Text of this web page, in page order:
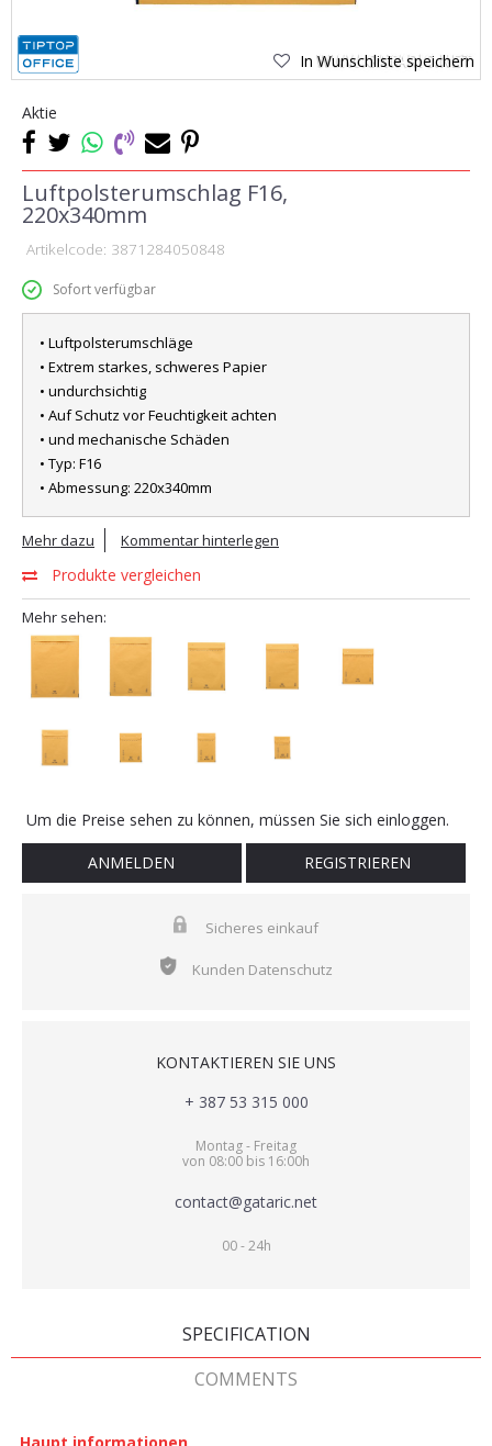
In Wunschliste speichern
Aktie
Luftpolsterumschlag F16,
220x340mm
Artikelcode: 3871284050848
Sofort verfügbar
• Luftpolsterumschläge
• Extrem starkes, schweres Papier
• undurchsichtig
• Auf Schutz vor Feuchtigkeit achten
• und mechanische Schäden
• Typ: F16
• Abmessung: 220x340mm
Mehr dazu Kommentar hinterlegen
Produkte vergleichen
Mehr sehen:
Um die Preise sehen zu können, müssen Sie sich einloggen.
ANMELDEN REGISTRIEREN
Sicheres einkauf
Kunden Datenschutz
KONTAKTIEREN SIE UNS
+ 387 53 315 000
Montag - Freitag
von 08:00 bis 16:00h
contact@gataric.net
00 - 24h
SPECIFICATION
COMMENTS